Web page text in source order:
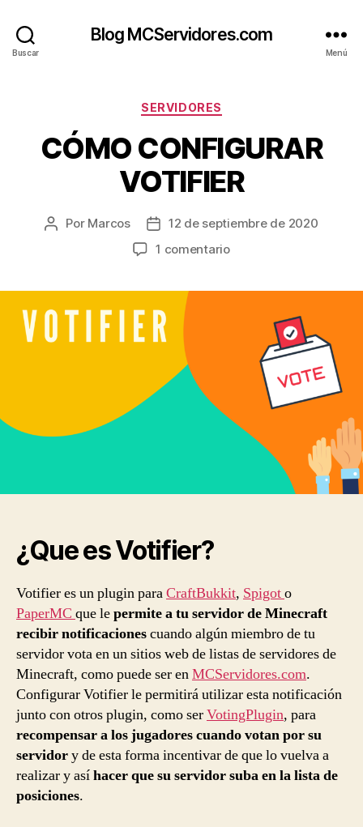
Buscar
Blog MCServidores.com
Menú
Categorías
SERVIDORES
CÓMO CONFIGURAR
VOTIFIER
Autor
Por Marcos
Fecha
de
12 de septiembre de 2020
1 comentarioen
¿Que es Votifier?
Votifier es un plugin paraCraftBukkit, Spigoto
PaperMC que lepermite a tu servidor de Minecraft
recibir notificacionescuando algún miembro de tu
servidor vota en un sitios web de listas de servidores de
Minecraft, como puede ser enMCServidores.com.
Configurar Votifier le permitirá utilizar esta notificación
junto con otros plugin, como serVotingPlugin, para
recompensar a los jugadores cuando votan por su
servidory de esta forma incentivar de que lo vuelva a
realizar y asíhacer que su servidor suba en la lista de
posiciones.